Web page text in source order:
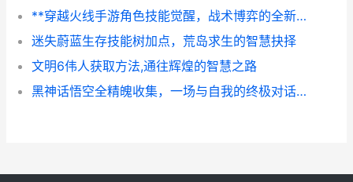
**穿越火线手游角色技能觉醒，战术博弈的全新维度副标题**
迷失蔚蓝生存技能树加点，荒岛求生的智慧抉择
文明6伟人获取方法,通往辉煌的智慧之路
黑神话悟空全精魄收集，一场与自我的终极对话，副标题为踏遍八荒觅真灵